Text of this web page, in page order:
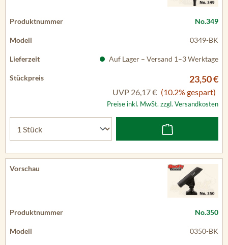
No.349
0349-BK
Auf Lager – Versand 1–3 Werktage
23,50 €
UVP 26,17 € (10.2% gespart)
Preise inkl. MwSt. zzgl. Versandkosten
No.350
0350-BK